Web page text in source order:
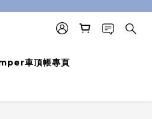
車頂帳專頁